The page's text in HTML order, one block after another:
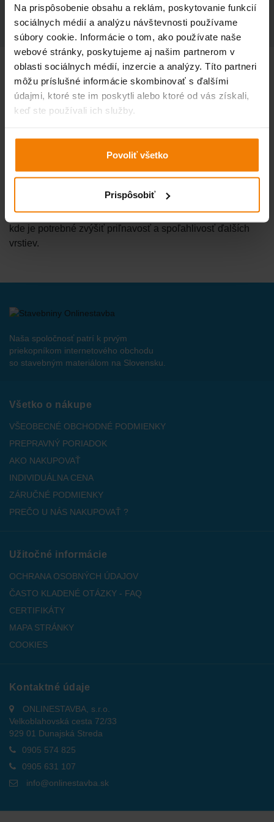
Na prispôsobenie obsahu a reklám, poskytovanie funkcií
sociálnych médií a analýzu návštevnosti používame
súbory cookie. Informácie o tom, ako používate naše
webové stránky, poskytujeme aj našim partnerom v
oblasti sociálnych médií, inzercie a analýzy. Títo partneri
môžu príslušné informácie skombinovať s ďalšími
údajmi, ktoré ste im poskytli alebo ktoré od vás získali,
keď ste používali ich služby.
Povoliť všetko
Prispôsobiť
ÚDAJE O DOPRAVE A BALENÍ
PCI Pecicret PR je špeciálny kontaktný náter určený na
prípravu hladkých a problematických podkladov pred
aplikáciou omietok, stierok, lepiacich mált a ďalších
Náter je vhodný na betón, murivo a ďalšie minerálne
aplikácii pomáha zabezpečiť kvalitný a trvácny výsledok
pri rekonštrukciách aj novostavbách. Ideálne riešenie tam,
kde je potrebné zvýšiť priľnavosť a spoľahlivosť ďalších
vrstiev.
Naša spoločnosť patrí k prvým
priekopníkom internetového obchodu
so stavebným materiálom na Slovensku.
Všetko o nákupe
VŠEOBECNÉ OBCHODNÉ PODMIENKY
PREPRAVNÝ PORIADOK
AKO NAKUPOVAŤ
INDIVIDUÁLNA CENA
ZÁRUČNÉ PODMIENKY
PREČO U NÁS NAKUPOVAŤ ?
Užitočné informácie
OCHRANA OSOBNÝCH ÚDAJOV
ČASTO KLADENÉ OTÁZKY - FAQ
CERTIFIKÁTY
MAPA STRÁNKY
COOKIES
Kontaktné údaje
ONLINESTAVBA, s.r.o.
Velkoblahovská cesta 72/33
929 01 Dunajská Streda
0905 574 825
0905 631 107
info@onlinestavba.sk